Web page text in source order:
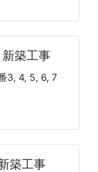
築工事
3, 4, 5, 6, 7
築工事